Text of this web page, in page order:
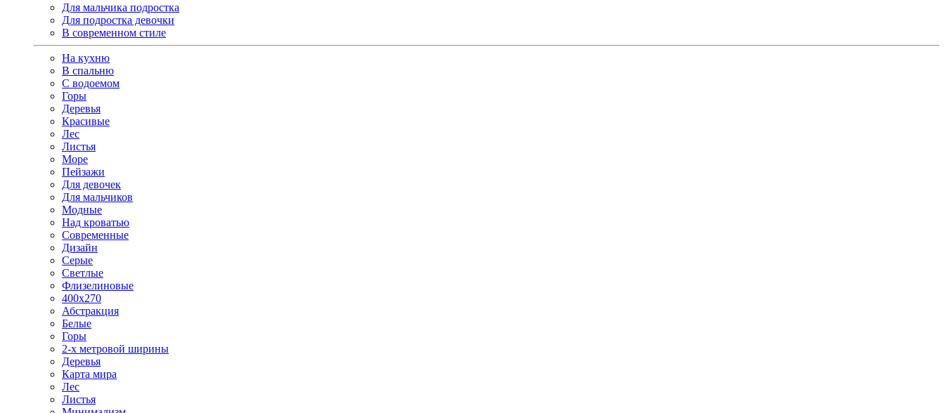
Для мальчика подростка
Для подростка девочки
В современном стиле
На кухню
В спальню
С водоемом
Горы
Деревья
Красивые
Лес
Листья
Море
Пейзажи
Для девочек
Для мальчиков
Модные
Над кроватью
Современные
Дизайн
Серые
Светлые
Флизелиновые
400х270
Абстракция
Белые
Горы
2-х метровой ширины
Деревья
Карта мира
Лес
Листья